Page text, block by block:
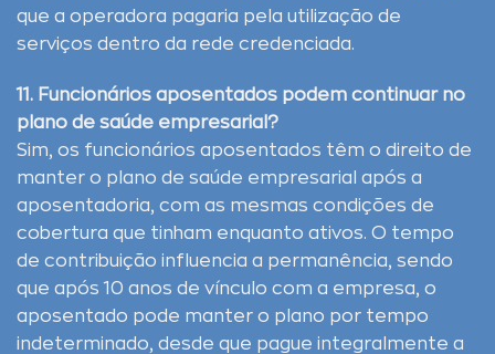
que a operadora pagaria pela utilização de
serviços dentro da rede credenciada.
11. Funcionários aposentados podem continuar no
plano de saúde empresarial?
Sim, os funcionários aposentados têm o direito de
manter o plano de saúde empresarial após a
aposentadoria, com as mesmas condições de
cobertura que tinham enquanto ativos. O tempo
de contribuição influencia a permanência, sendo
que após 10 anos de vínculo com a empresa, o
aposentado pode manter o plano por tempo
indeterminado, desde que pague integralmente a